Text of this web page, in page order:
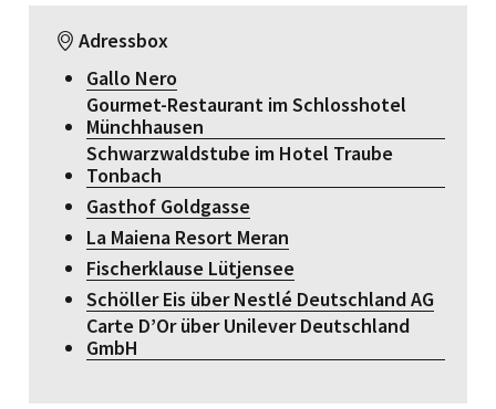
Adressbox
Gallo Nero
Gourmet-Restaurant im Schlosshotel
Münchhausen
Schwarzwaldstube im Hotel Traube
Tonbach
Gasthof Goldgasse
La Maiena Resort Meran
Fischerklause Lütjensee
Schöller Eis über Nestlé Deutschland AG
Carte D’Or über Unilever Deutschland
GmbH